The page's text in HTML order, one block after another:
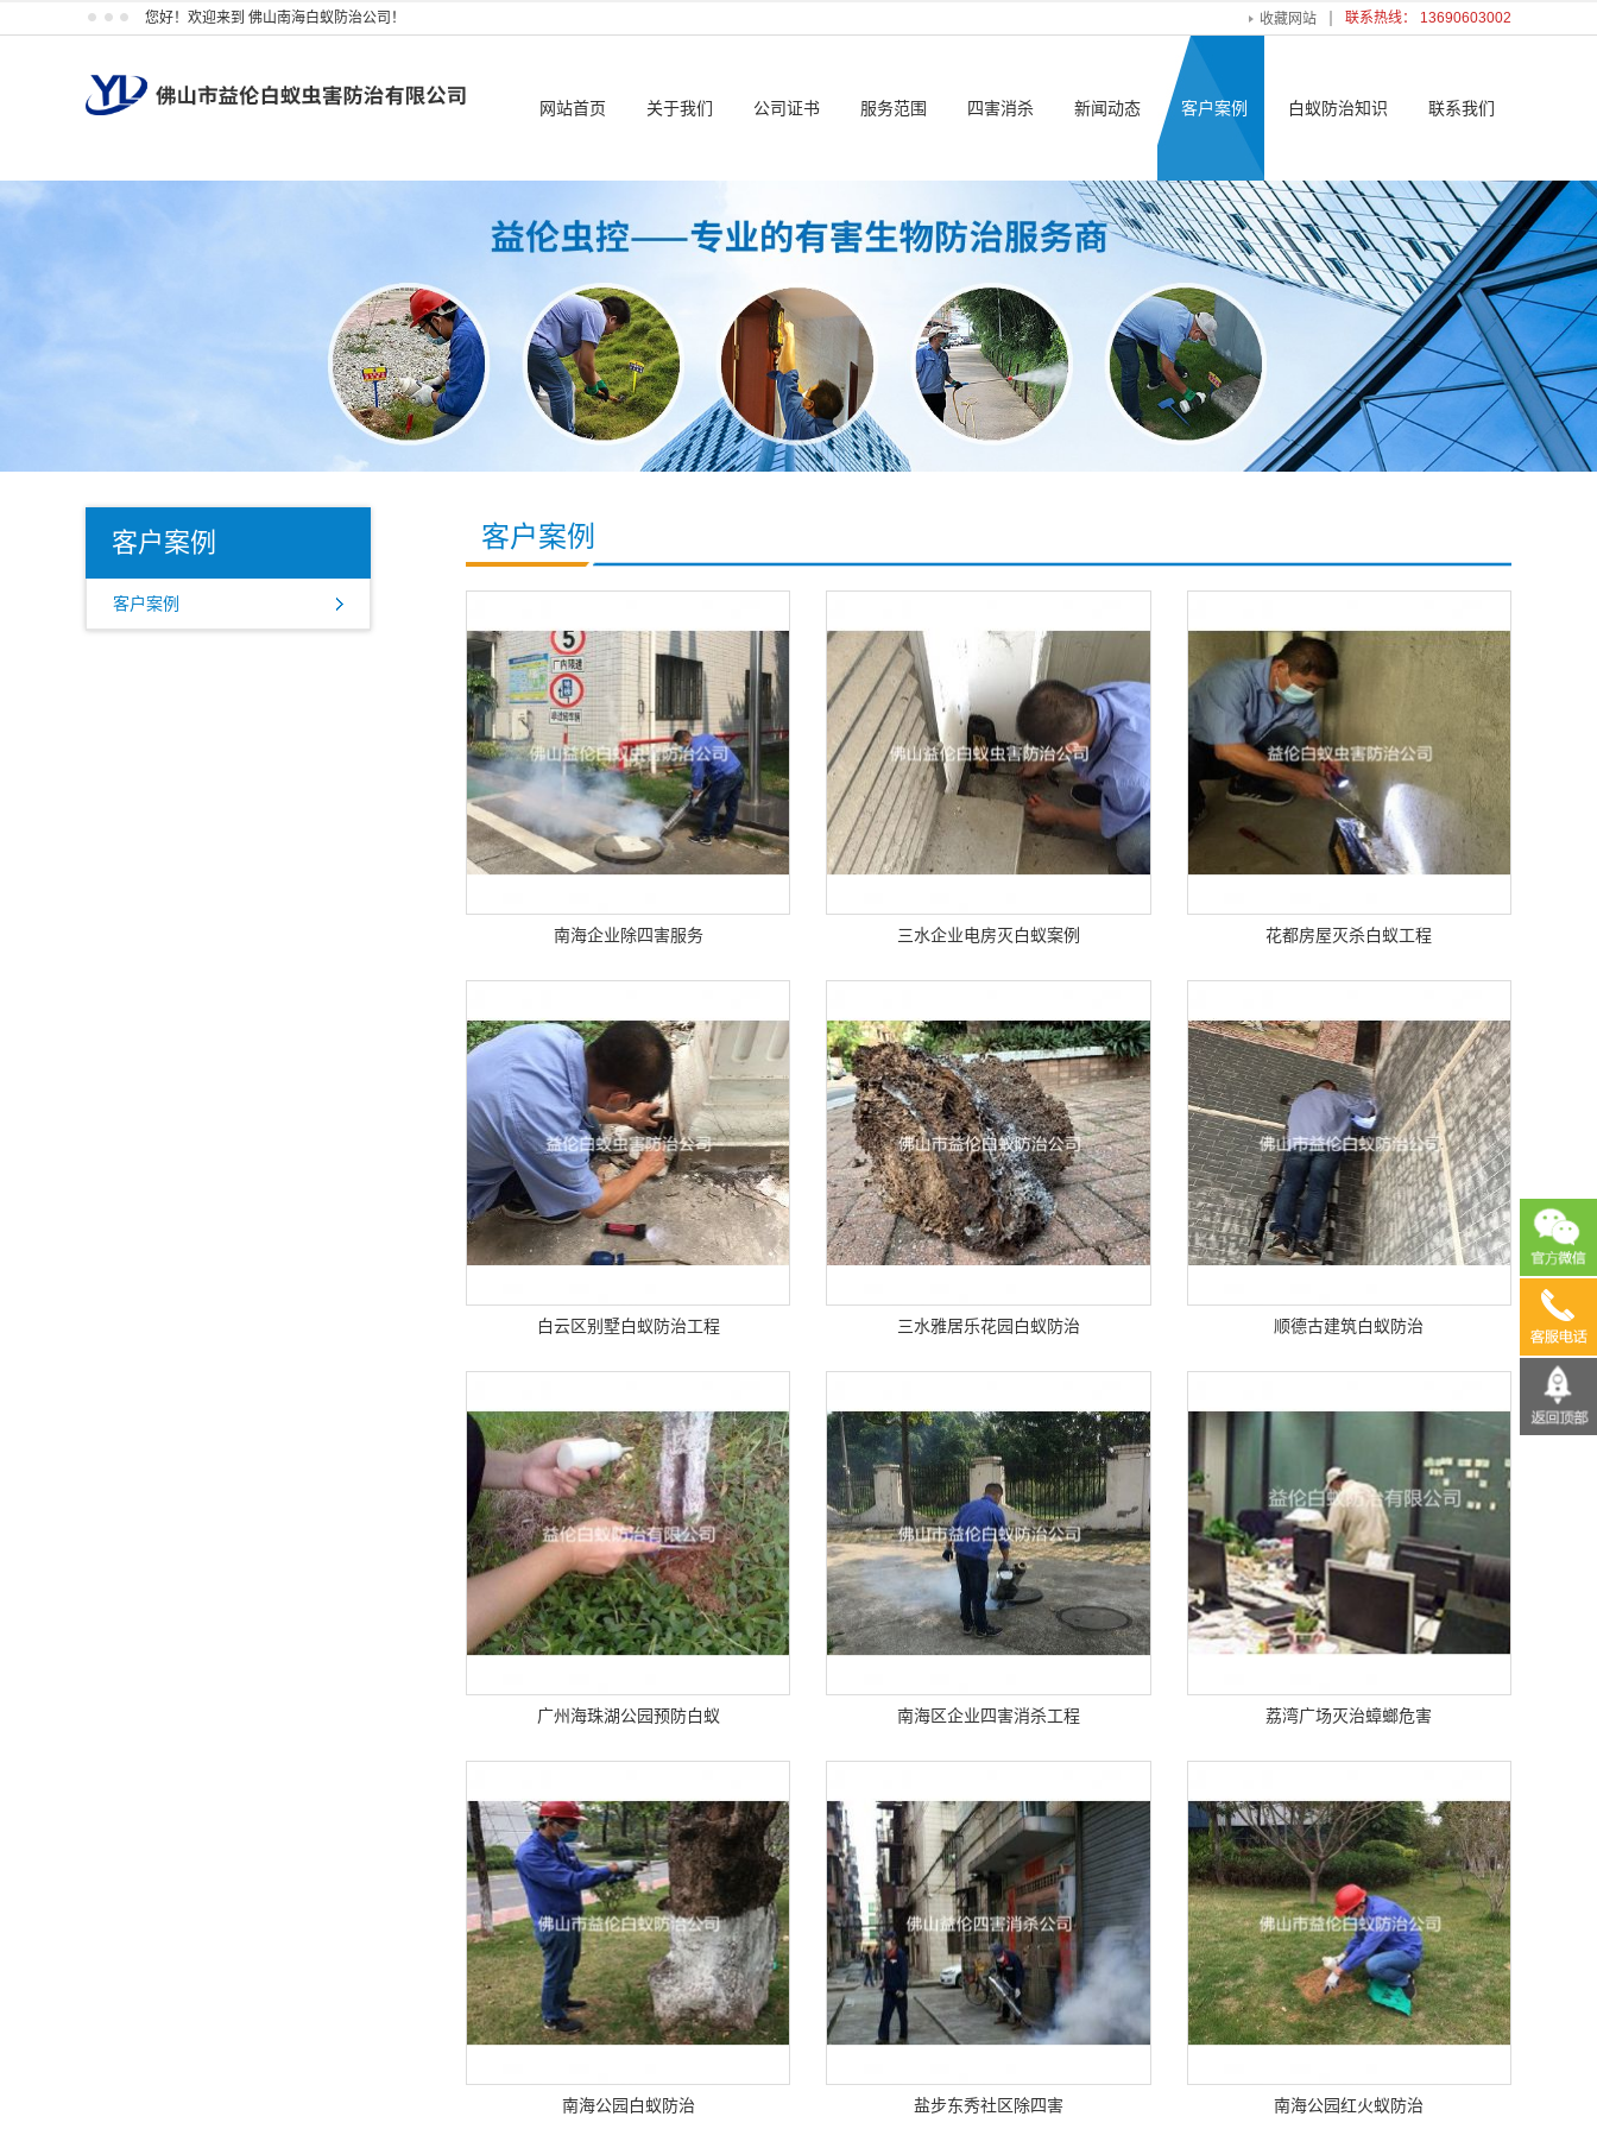
您好！欢迎来到 佛山南海白蚁防治公司！ 收藏网站 联系热线： 13690603002
网站首页 关于我们 公司证书 服务范围 四害消杀 新闻动态 客户案例 白蚁防治知识 联系我们
客户案例
客户案例
客户案例
南海企业除四害服务 三水企业电房灭白蚁案例 花都房屋灭杀白蚁工程
白云区别墅白蚁防治工程 三水雅居乐花园白蚁防治 顺德古建筑白蚁防治
广州海珠湖公园预防白蚁 南海区企业四害消杀工程 荔湾广场灭治蟑螂危害
南海公园白蚁防治 盐步东秀社区除四害 南海公园红火蚁防治